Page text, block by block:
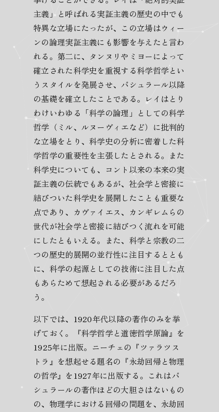
主義」と呼ばれる実証主義の歴史の中でも
特異な立場にたったが、この立場はウィー
ンの論理実証主義にも影響を与えたと言わ
れる。第二に、タンヌリやミヨーによって
確立された科学史を重視する科学哲学とい
うスタイルを発展させ、バシュラール以降
の基礎を確立したことである。レイはとり
わけいわゆる「科学の論理」としての科学
哲学（ミル、ルヌーヴィエなど）に批判的
な立場をとり、科学史の分析に密着した科
学哲学の重要性を主張したとされる。また
科学史についても、コント以来の本来の実
証主義の伝統でもあるが、社会学と密接に
結びついた科学史を展開したことも重要な
点であり、カヴァイエス、カンギレムらの
世代が社会学と密接に結びつく流れを可能
にしたともいえる。また、科学と宗教の二
つの歴史的展開の並行性に注目するととも
に、科学の起源としての技術に注目した点
もあらためて想起される必要があるだろ
う。
以下では、1920年代以降の著作のみを挙
げておく。『科学哲学と道徳哲学原論』を
1925年に出版。ニーチェの『ツァラツス
トラ』を想起せる題名の『永劫回帰と物理
の哲学』を1927年に出版する。これはバ
シュラールの著作ほどの大胆さはないもの
の、物理学における回帰の問題を、永劫回